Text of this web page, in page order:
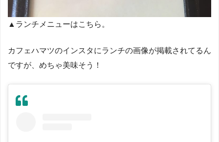
▲ランチメニューはこちら。
カフェハマツのインスタにランチの画像が掲載されてるん
ですが、めちゃ美味そう！